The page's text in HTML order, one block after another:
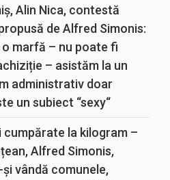
Alin Nica, contestă
de Alfred Simonis:
marfă – nu poate fi
– asistăm la un
administrativ doar
un subiect “sexy“
cumpărate la kilogram –
Alfred Simonis,
vândă comunele,